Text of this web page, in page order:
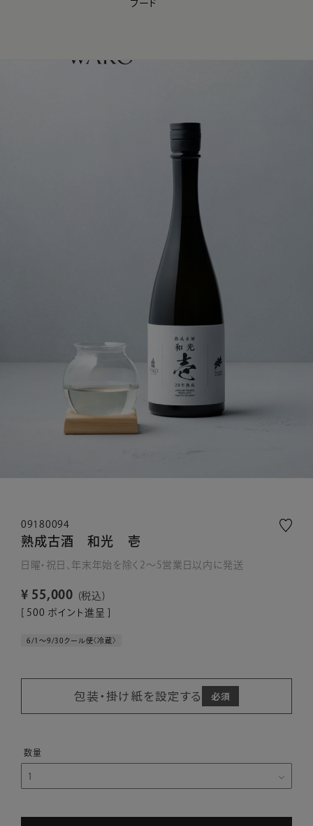
【会員様限定】夏のプレゼントキャンペーン開催中
フード
09180094
熟成古酒 和光 壱
日曜・祝日、年末年始を除く2～5営業日以内に発送
¥ 55,000
税込
500 ポイント進呈 ]
6/1～9/30クール便〈冷蔵〉
包装・掛け紙を設定する